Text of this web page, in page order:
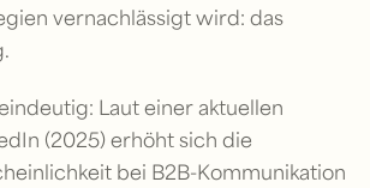
vernachlässigt wird: das
Laut einer aktuellen
(2025) erhöht sich die
bei B2B-Kommunikation